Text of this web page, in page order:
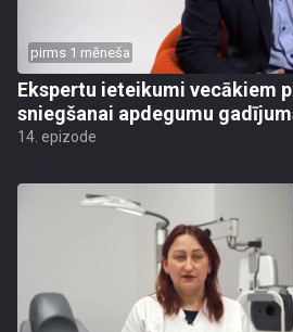
pirms 1 mēneša
Ekspertu ieteikumi vecākiem
sniegšanai apdegumu
14. epizode